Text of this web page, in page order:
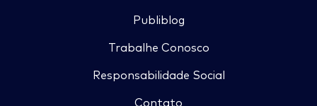
Publiblog
Trabalhe Conosco
Responsabilidade Social
Contato